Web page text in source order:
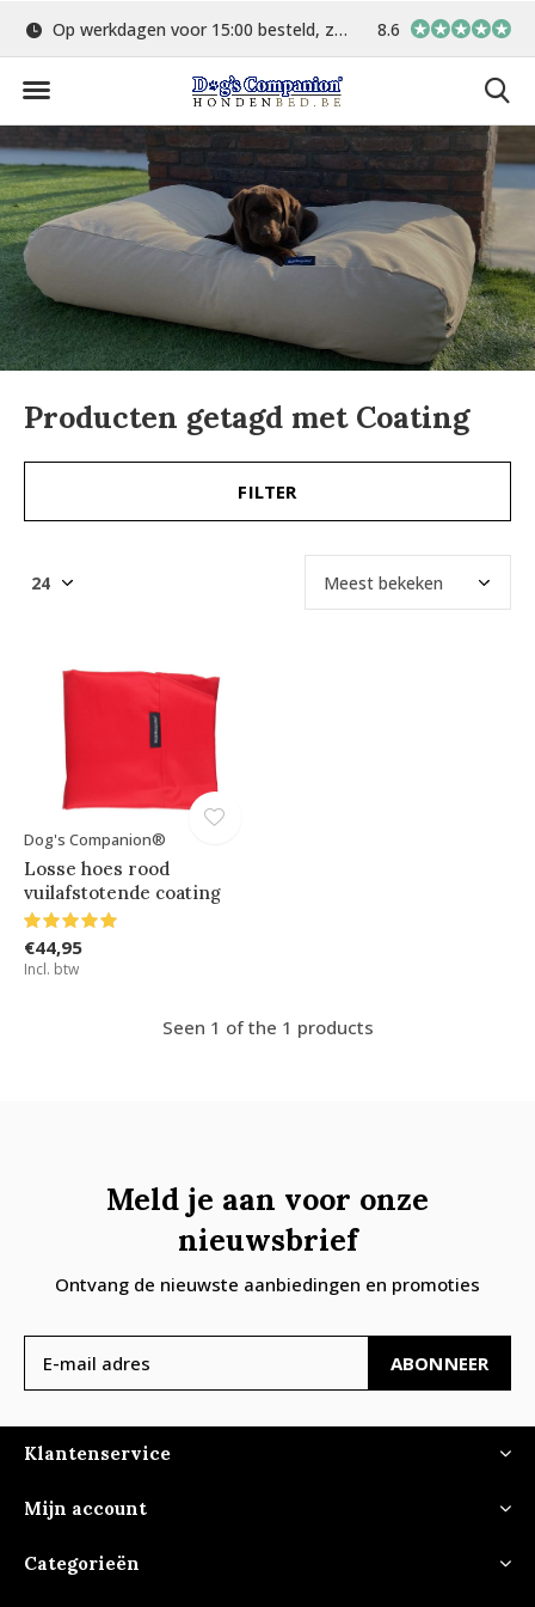
Op werkdagen voor 15:00 besteld, zelfde dag verstuurd Gratis verzending
8.6
Producten getagd met Coating
FILTER
Dog's Companion®
Losse hoes rood
vuilafstotende coating
€44,95
Incl. btw
Seen 1 of the 1 products
Meld je aan voor onze
nieuwsbrief
Ontvang de nieuwste aanbiedingen en promoties
ABONNEER
Klantenservice
Mijn account
Categorieën